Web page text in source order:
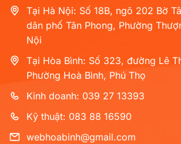
Tại Hà Nội: Số 18B, ngõ 202 Bờ
dân phố Tân Phong, Phường
Nội
Tại Hòa Bình: Số 323, đường Lê
Phường Hoà Bình, Phú Thọ
Kinh doanh: 039 27 13393
Kỹ thuật: 083 88 16590
webhoabinh@gmail.com